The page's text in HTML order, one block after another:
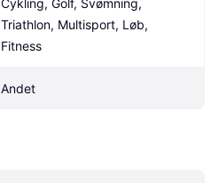
Cykling, Golf, Svømning,
Triathlon, Multisport, Løb,
Fitness
Andet